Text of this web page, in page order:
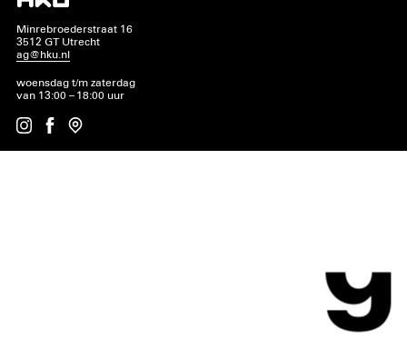
Minrebroederstraat 16
3512 GT Utrecht
ag@hku.nl
woensdag t/m zaterdag
van 13:00 – 18:00 uur